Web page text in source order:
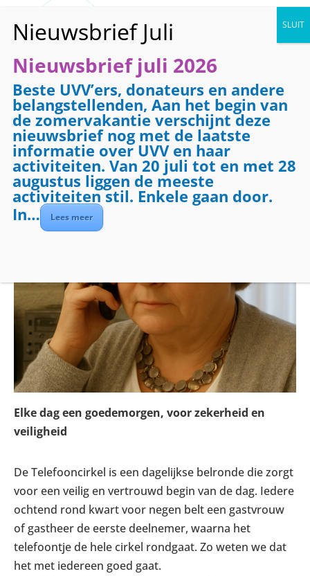
« Alle Evenementen
Evenementenreeks:Telefooncirkel
Telefooncirkel
oktober 14 @ 08:30-09:30
Elke dag een goedemorgen, voor zekerheid en
veiligheid
De Telefooncirkel is een dagelijkse belronde die zorgt
voor een veilig en vertrouwd begin van de dag. Iedere
ochtend rond kwart voor negen belt een gastvrouw
of gastheer de eerste deelnemer, waarna het
telefoontje de hele cirkel rondgaat. Zo weten we dat
het met iedereen goed gaat.
Nieuwsbrief juli 2026
Beste UVV’ers, donateurs en andere
belangstellenden, Aan het begin van
de zomervakantie verschijnt deze
nieuwsbrief nog met de laatste
informatie over UVV en haar
activiteiten. Van 20 juli tot en met 28
augustus liggen de meeste
activiteiten stil. Enkele gaan door.
In…
Lees meer